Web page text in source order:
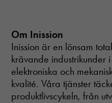
Om Inission
Inission är en lönsam
krävande industrikunder
elektroniska och
kvalité. Våra tjänster
produktlivscykeln, från